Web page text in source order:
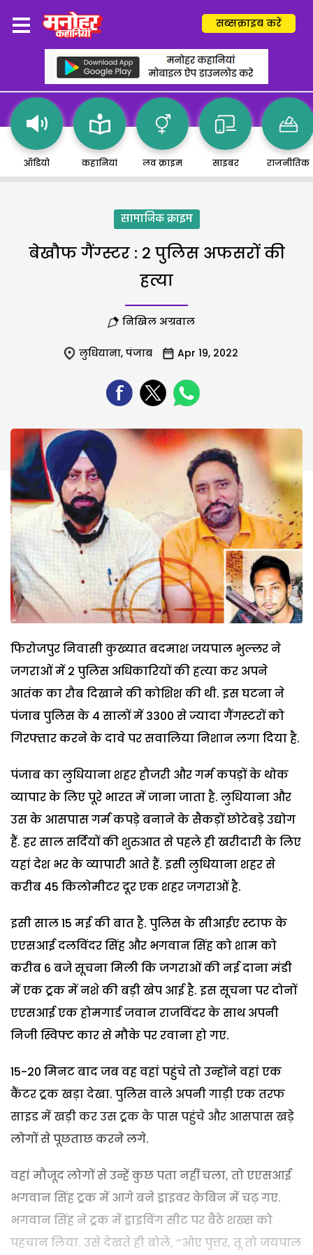
सब्सक्राइब करें
ऑडियो कहानियां लव क्राइम साइबर राजनीतिक
सामाजिक क्राइम
बेखौफ गैंग्स्टर : 2 पुलिस अफसरों की
हत्या
निखिल अग्रवाल
लुधियाना, पंजाब Apr 19, 2022
फिरोजपुर निवासी कुख्यात बदमाश जयपाल भुल्लर ने
जगराओं में 2 पुलिस अधिकारियों की हत्या कर अपने
आतंक का रौब दिखाने की कोशिश की थी. इस घटना ने
पंजाब पुलिस के 4 सालों में 3300 से ज्यादा गैंगस्टरों को
गिरफ्तार करने के दावे पर सवालिया निशान लगा दिया है.
पंजाब का लुधियाना शहर हौजरी और गर्म कपड़ों के थोक
व्यापार के लिए पूरे भारत में जाना जाता है. लुधियाना और
उस के आसपास गर्म कपड़े बनाने के सैकड़ों छोटेबड़े उद्योग
हैं. हर साल सर्दियों की शुरुआत से पहले ही खरीदारी के लिए
यहां देश भर के व्यापारी आते हैं. इसी लुधियाना शहर से
करीब 45 किलोमीटर दूर एक शहर जगराओं है.
इसी साल 15 मई की बात है. पुलिस के सीआईए स्टाफ के
एएसआई दलविंदर सिंह और भगवान सिंह को शाम को
करीब 6 बजे सूचना मिली कि जगराओं की नई दाना मंडी
में एक ट्र्रक में नशे की बड़ी खेप आई है. इस सूचना पर दोनों
एएसआई एक होमगार्ड जवान राजविंदर के साथ अपनी
निजी स्विफ्ट कार से मौके पर रवाना हो गए.
15-20 मिनट बाद जब वह वहां पहुंचे तो उन्होंने वहां एक
कैंटर ट्र्रक खड़ा देखा. पुलिस वाले अपनी गाड़ी एक तरफ
साइड में खड़ी कर उस ट्र्रक के पास पहुंचे और आसपास खड़े
लोगों से पूछताछ करने लगे.
वहां मौजूद लोगों से उन्हें कुछ पता नहीं चला, तो एएसआई
भगवान सिंह ट्र्रक में आगे बने ड्राइवर केबिन में चढ़ गए.
भगवान सिंह ने ट्र्रक में ड्राइविंग सीट पर बैठे शख्स को
पहचान लिया. उसे देखते ही बोले, ‘‘ओए पुत्तर, तू तो जयपाल